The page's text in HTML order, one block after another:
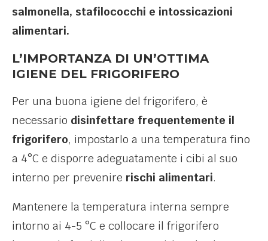
salmonella, stafilococchi e intossicazioni
alimentari.
L’IMPORTANZA DI UN’OTTIMA
IGIENE DEL FRIGORIFERO
Per una buona igiene del frigorifero, è
necessario disinfettare frequentemente il
frigorifero, impostarlo a una temperatura fino
a 4°C e disporre adeguatamente i cibi al suo
interno per prevenire rischi alimentari.
​Mantenere la temperatura interna sempre
intorno ai 4-5 °C e collocare il frigorifero